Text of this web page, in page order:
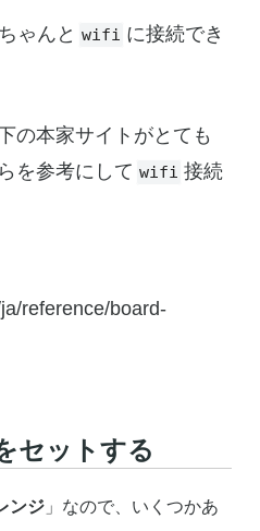
ゃんと wifi に接続でき
の本家サイトがとても
を参考にして wifi 接続
reference/board-
セットする
ンジ 」なので、いくつかあ